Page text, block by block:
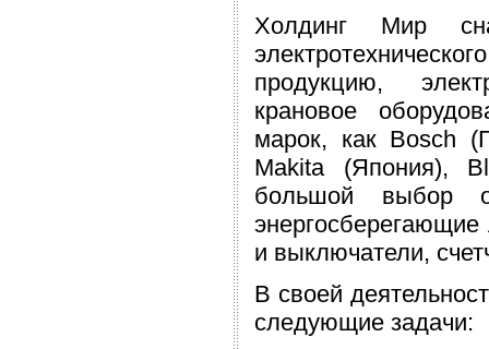
Холдинг Мир
продукцию,
крановое
марок, как Bosch
Makita (Япония),
большой выбор
и выключатели,
В своей
следующие задачи: